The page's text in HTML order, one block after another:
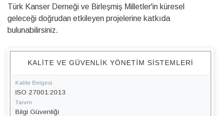
Türk Kanser Derneği ve Birleşmiş Milletler'in küresel
geleceği doğrudan etkileyen projelerine katkıda
bulunabilirsiniz.
KALITE VE GÜVENLIK YÖNETIM SISTEMLERI
Kalite Belgesi
ISO 27001:2013
Tanım
Bilgi Güvenliği